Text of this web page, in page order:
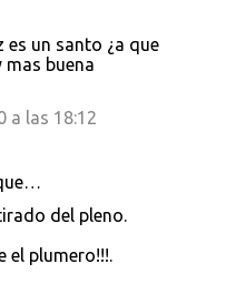
es un santo ¿a que
mas buena
a las 18:12
del pleno.
el plumero!!!.